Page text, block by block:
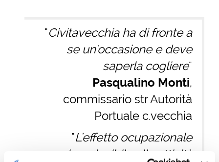
"Civitavecchia ha di fronte a
se un'occasione e deve
saperla cogliere"
Pasqualino Monti,
commissario str Autorità
Portuale c.vecchia
"L'effetto ocupazionale
riconducibile alla attività